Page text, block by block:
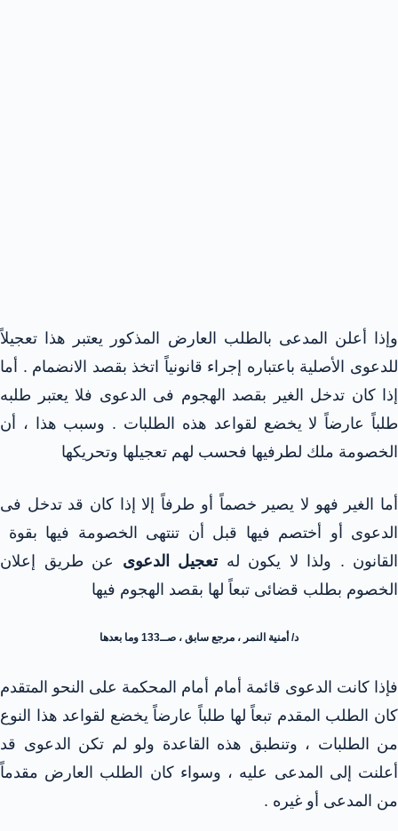
وإذا أعلن المدعى بالطلب العارض المذكور يعتبر هذا تعجيلاً
للدعوى الأصلية باعتباره إجراء قانونياً اتخذ بقصد الانضمام . أما
إذا كان تدخل الغير بقصد الهجوم فى الدعوى فلا يعتبر طلبه
طلباً عارضاً لا يخضع لقواعد هذه الطلبات . وسبب هذا ، أن
الخصومة ملك لطرفيها فحسب لهم تعجيلها وتحريكها
أما الغير فهو لا يصير خصماً أو طرفاً إلا إذا كان قد تدخل فى
الدعوى أو أختصم فيها قبل أن تنتهى الخصومة فيها بقوة
القانون . ولذا لا يكون لهتعجيل الدعوى عن طريق إعلان
الخصوم بطلب قضائى تبعاً لها بقصد الهجوم فيها
د/ أمنية النمر ، مرجع سابق ، صــ133 وما بعدها
فإذا كانت الدعوى قائمة أمام أمام المحكمة على النحو المتقدم
كان الطلب المقدم تبعاً لها طلباً عارضاً يخضع لقواعد هذا النوع
من الطلبات ، وتنطبق هذه القاعدة ولو لم تكن الدعوى قد
أعلنت إلى المدعى عليه ، وسواء كان الطلب العارض مقدماً
من المدعى أو غيره .